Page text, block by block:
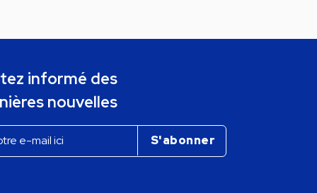
informé des
nouvelles